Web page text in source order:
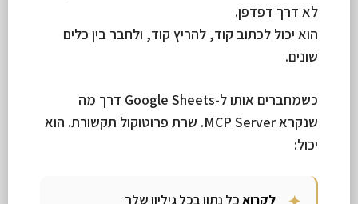
לא דרך דפדפן.
הוא יכול לכתוב קוד, להריץ קוד, ולחבר בין כלים
שונים.
כשמחברים אותו ל-Google Sheets דרך מה
שנקרא MCP Server. שרת פרוטוקול תקשורת. הוא
יכול:
לקרואכל נתון בכל גיליון שלך